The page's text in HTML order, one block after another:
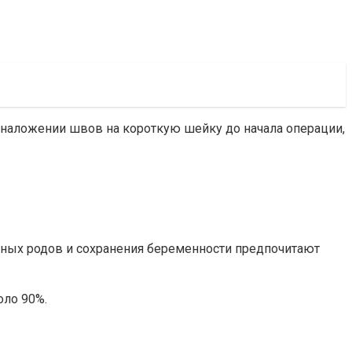
швов на короткую шейку до начала операции,
родов и сохранения беременности предпочитают
90%.